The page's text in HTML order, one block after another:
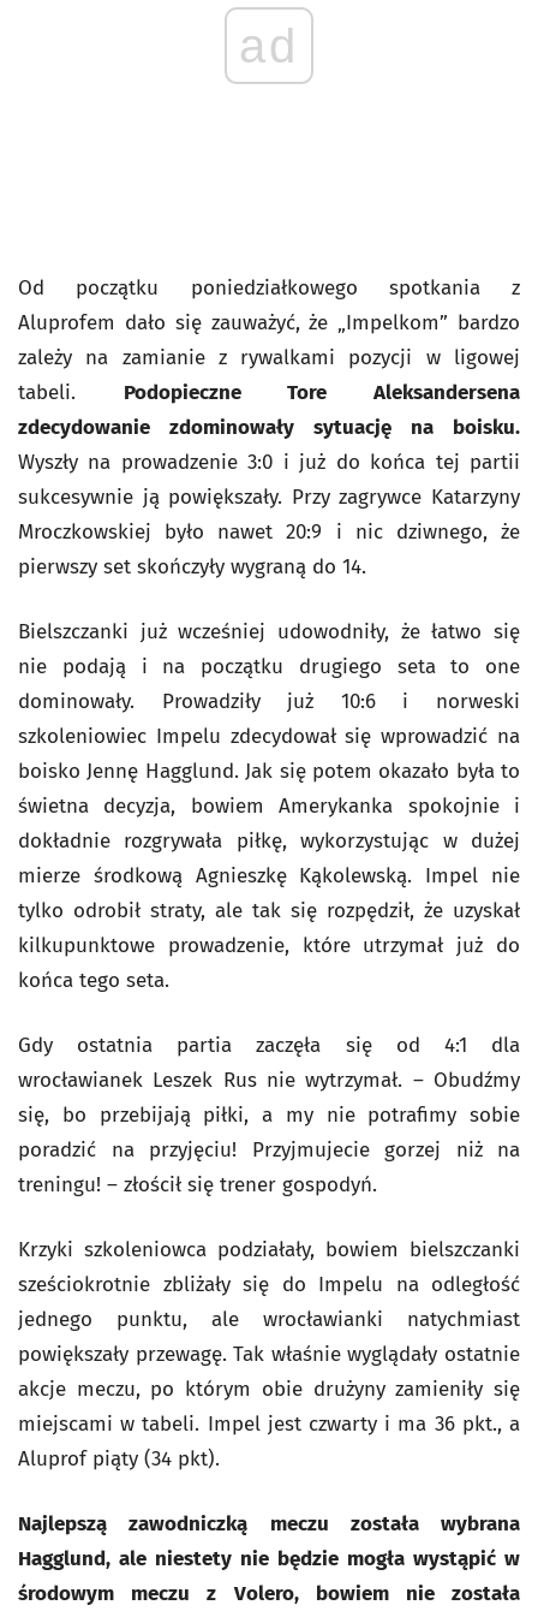
ad
Od początku poniedziałkowego spotkania z
Aluprofem dało się zauważyć, że „Impelkom” bardzo
zależy na zamianie z rywalkami pozycji w ligowej
tabeli. Podopieczne Tore Aleksandersena
zdecydowanie zdominowały sytuację na boisku.
Wyszły na prowadzenie 3:0 i już do końca tej partii
sukcesywnie ją powiększały. Przy zagrywce Katarzyny
Mroczkowskiej było nawet 20:9 i nic dziwnego, że
pierwszy set skończyły wygraną do 14.
Bielszczanki już wcześniej udowodniły, że łatwo się
nie podają i na początku drugiego seta to one
dominowały. Prowadziły już 10:6 i norweski
szkoleniowiec Impelu zdecydował się wprowadzić na
boisko Jennę Hagglund. Jak się potem okazało była to
świetna decyzja, bowiem Amerykanka spokojnie i
dokładnie rozgrywała piłkę, wykorzystując w dużej
mierze środkową Agnieszkę Kąkolewską. Impel nie
tylko odrobił straty, ale tak się rozpędził, że uzyskał
kilkupunktowe prowadzenie, które utrzymał już do
końca tego seta.
Gdy ostatnia partia zaczęła się od 4:1 dla
wrocławianek Leszek Rus nie wytrzymał. – Obudźmy
się, bo przebijają piłki, a my nie potrafimy sobie
poradzić na przyjęciu! Przyjmujecie gorzej niż na
treningu! – złościł się trener gospodyń.
Krzyki szkoleniowca podziałały, bowiem bielszczanki
sześciokrotnie zbliżały się do Impelu na odległość
jednego punktu, ale wrocławianki natychmiast
powiększały przewagę. Tak właśnie wyglądały ostatnie
akcje meczu, po którym obie drużyny zamieniły się
miejscami w tabeli. Impel jest czwarty i ma 36 pkt., a
Aluprof piąty (34 pkt).
Najlepszą zawodniczką meczu została wybrana
Hagglund, ale niestety nie będzie mogła wystąpić w
środowym meczu z Volero, bowiem nie została